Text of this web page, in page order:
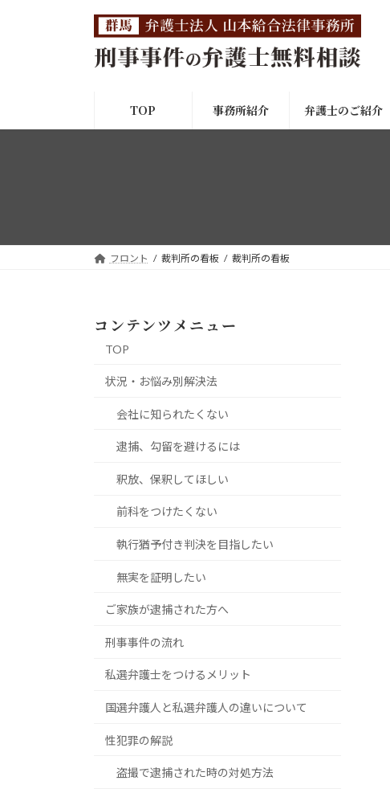
TOP 事務所紹介 弁護士のご紹介
フロント 裁判所の看板 裁判所の看板
コンテンツメニュー
TOP
状況・お悩み別解決法
会社に知られたくない
逮捕、勾留を避けるには
釈放、保釈してほしい
前科をつけたくない
執行猶予付き判決を目指したい
無実を証明したい
ご家族が逮捕された方へ
刑事事件の流れ
私選弁護士をつけるメリット
国選弁護人と私選弁護人の違いについて
性犯罪の解説
盗撮で逮捕された時の対処方法